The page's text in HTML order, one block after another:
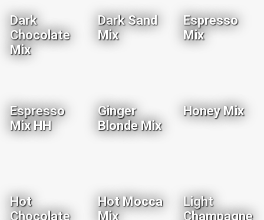
Dark
Chocolate
Mix
Dark Sand
Mix
Espresso
Mix
Espresso
Mix HH
Ginger
Blonde Mix
Honey Mix
Hot
Chocolate
Hot Mocca
Mix
Light
Champagne